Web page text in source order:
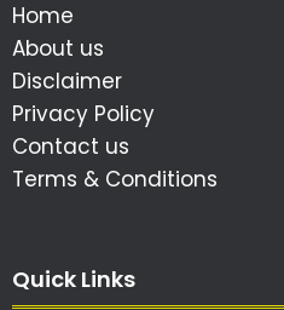
Home
About us
Disclaimer
Privacy Policy
Contact us
Terms & Conditions
Quick Links